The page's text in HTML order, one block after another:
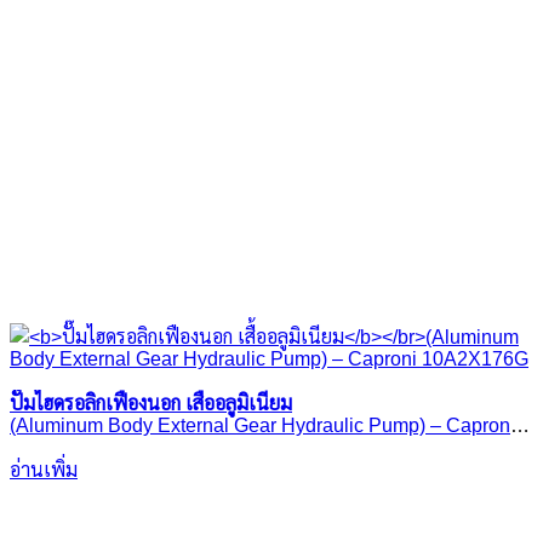
ปั๊มไฮดรอลิกเฟืองนอก เสื้ออลูมิเนียม
(Aluminum Body External Gear Hydraulic Pump) – Caproni
อ่านเพิ่ม